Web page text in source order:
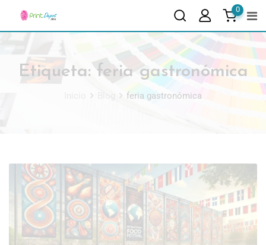
0
Etiqueta: feria gastronómica
feria gastronómica